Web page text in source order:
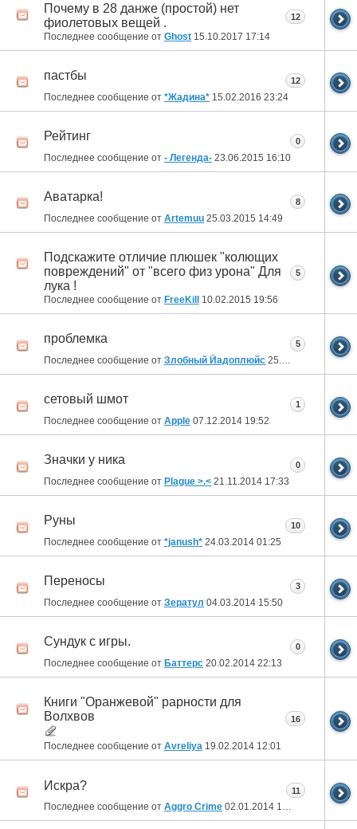
Почему в 28 данже (простой) нет
фиолетовых вещей .
Последнее сообщение от Ghost 15.10.2017 17:14
12
пастбы
Последнее сообщение от *Жадина* 15.02.2016 23:24
12
Рейтинг
Последнее сообщение от - Легенда- 23.06.2015 16:10
0
Аватарка!
Последнее сообщение от Artemuu 25.03.2015 14:49
8
Подскажите отличие плюшек "колющих
повреждений" от "всего физ урона" Для
лука !
Последнее сообщение от FreeKill 10.02.2015 19:56
5
проблемка
Последнее сообщение от Злобный Йадоплюйс 25.12.2014 10:14
5
сетовый шмот
Последнее сообщение от Apple 07.12.2014 19:52
1
Значки у ника
Последнее сообщение от Plague >.< 21.11.2014 17:33
0
Руны
Последнее сообщение от *janush* 24.03.2014 01:25
10
Переносы
Последнее сообщение от Зератул 04.03.2014 15:50
3
Сундук с игры.
Последнее сообщение от Баттерс 20.02.2014 22:13
0
Книги "Оранжевой" рарности для
Волхвов
Последнее сообщение от Avreliya 19.02.2014 12:01
16
Искра?
Последнее сообщение от Aggro Crime 02.01.2014 17:58
11